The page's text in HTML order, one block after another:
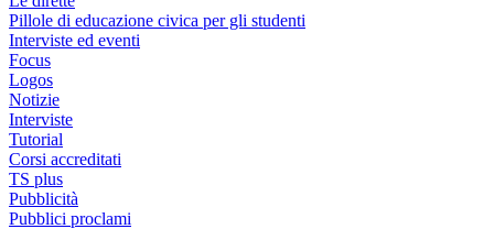
Pillole di educazione civica per gli studenti
Interviste ed eventi
Focus
Logos
Notizie
Interviste
Tutorial
Corsi accreditati
TS plus
Pubblicità
Pubblici proclami